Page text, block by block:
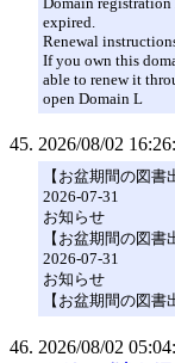
expired.
Renewal
If you own this
able to renew it
open Domain L
2026/08/02
【お盆期間の図書
2026-07-31
お知らせ
【お盆期間の図書
2026-07-31
お知らせ
【お盆期間の図書
2026/08/02